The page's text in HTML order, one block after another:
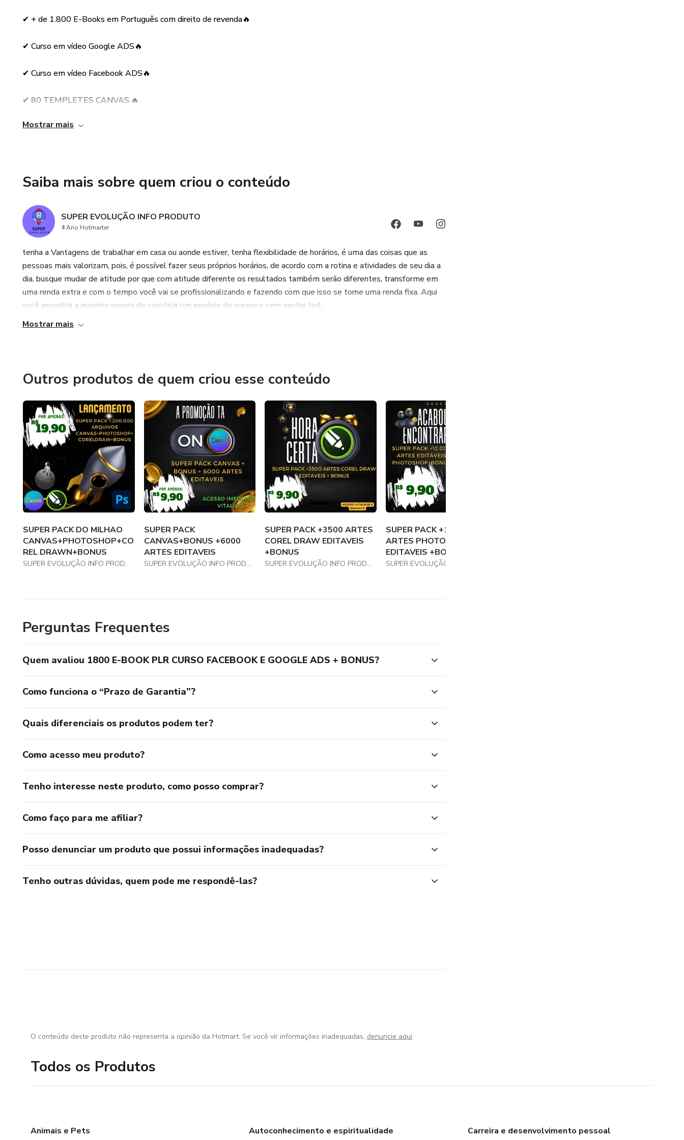
* MARKENTING
* CRIAÇÃO DE SITES
* FITNESS
* MINDSET
* DIVERSOS e muitos mais....
GANHE 50% DE COMISSÃO COM ESTE PRODUTO.
✔ + de 1.800 E-Books em Português com direito de revenda🔥
✔ Curso em vídeo Google ADS🔥
✔ Curso em vídeo Facebook ADS🔥
✔ 80 TEMPLETES CANVAS.🔥
✔ 200 HEADLINES IMPACTANTES E muito mais !! 🔥
Mostrar mais
Saiba mais sobre quem criou o conteúdo
SUPER EVOLUÇÃO INFO PRODUTO
4 Ano Hotmarter
tenha a Vantagens de trabalhar em casa ou aonde estiver, tenha flexibilidade de horários, é uma das coisas que as
pessoas mais valorizam, pois, é possível fazer seus próprios horários, de acordo com a rotina e atividades de seu dia a
dia. busque mudar de atitude por que com atitude diferente os resultados também serão diferentes, transforme em
uma renda extra e com o tempo você vai se profissionalizando e fazendo com que isso se torne uma renda fixa. Aqui
você encontra a maneira segura de construir um negócio de sucesso sem gastar tod...
Mostrar mais
Outros produtos de quem criou esse conteúdo
SUPER PACK DO MILHAO
CANVAS+PHOTOSHOP+CO
REL DRAWN+BONUS
SUPER EVOLUÇÃO INFO PRODUTO
SUPER PACK
CANVAS+BONUS +6000
ARTES EDITAVEIS
SUPER EVOLUÇÃO INFO PRODUTO
SUPER PACK +3500 ARTES
COREL DRAW EDITAVEIS
+BONUS
SUPER EVOLUÇÃO INFO PRODUTO
SUPER PACK +12.000
ARTES PHOTOSHOP
EDITAVEIS +BONUS
Perguntas Frequentes
Quem avaliou 1800 E-BOOK PLR CURSO FACEBOOK E GOOGLE ADS + BONUS?
Como funciona o “Prazo de Garantia”?
Quais diferenciais os produtos podem ter?
Como acesso meu produto?
Tenho interesse neste produto, como posso comprar?
Como faço para me afiliar?
Posso denunciar um produto que possui informações inadequadas?
Tenho outras dúvidas, quem pode me respondê-las?
O conteúdo deste produto não representa a opinião da Hotmart. Se você vir informações inadequadas, denuncie aqui
Todos os Produtos
Animais e Pets Autoconhecimento e espiritualidade Carreira e desenvolvimento pessoal